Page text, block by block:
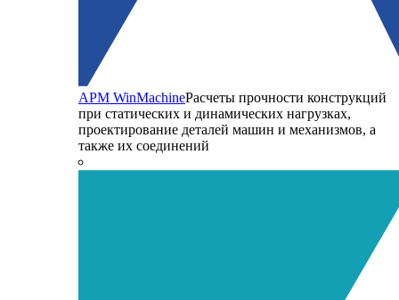
APM WinMachineРасчеты прочности конструкций
при статических и динамических нагрузках,
проектирование деталей машин и механизмов, а
также их соединений